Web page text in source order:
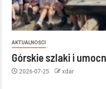
AKTUALNOŚCI
Górskie szlaki i
2026-07-25 xdar